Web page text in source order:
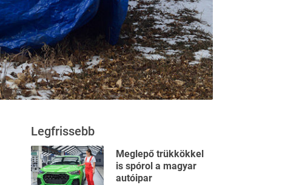
Legfrissebb
Meglepő trükkökkel
is spórol a magyar
autóipar